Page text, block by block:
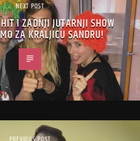
NEXT POST
I ZADNJI JUTARNJI SHOW
ZA KRALJICU SANDRU!